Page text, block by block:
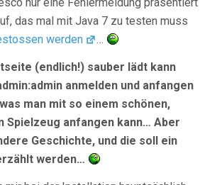
das mal mit Java 7 zu testen muss
werden …
(endlich!) sauber lädt kann
anmelden und anfangen
man mit so einem schönen,
Spielzeug anfangen kann… Aber
Geschichte, und die soll ein
werden…